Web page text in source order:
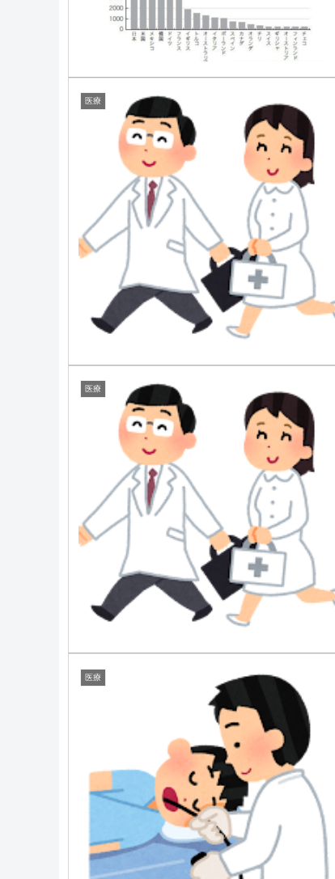
医療
医療
医療